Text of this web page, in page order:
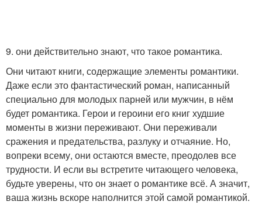
9. они действительно знают, что такое романтика.
Они читают книги, содержащие элементы романтики.
Даже если это фантастический роман, написанный
специально для молодых парней или мужчин, в нём
будет романтика. Герои и героини его книг худшие
моменты в жизни переживают. Они переживали
сражения и предательства, разлуку и отчаяние. Но,
вопреки всему, они остаются вместе, преодолев все
трудности. И если вы встретите читающего человека,
будьте уверены, что он знает о романтике всё. А значит,
ваша жизнь вскоре наполнится этой самой романтикой.